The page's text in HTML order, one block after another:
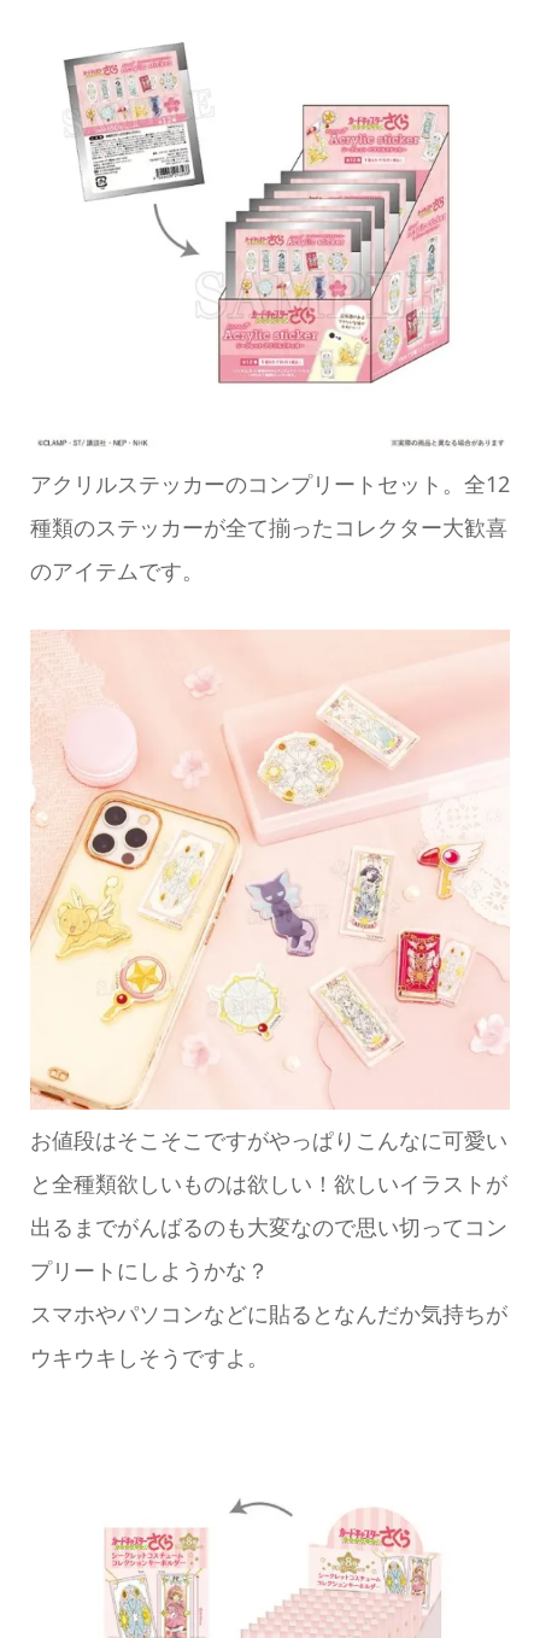
アクリルステッカーのコンプリートセット。全12
種類のステッカーが全て揃ったコレクター大歓喜
のアイテムです。
お値段はそこそこですがやっぱりこんなに可愛い
と全種類欲しいものは欲しい！欲しいイラストが
出るまでがんばるのも大変なので思い切ってコン
プリートにしようかな？
スマホやパソコンなどに貼るとなんだか気持ちが
ウキウキしそうですよ。